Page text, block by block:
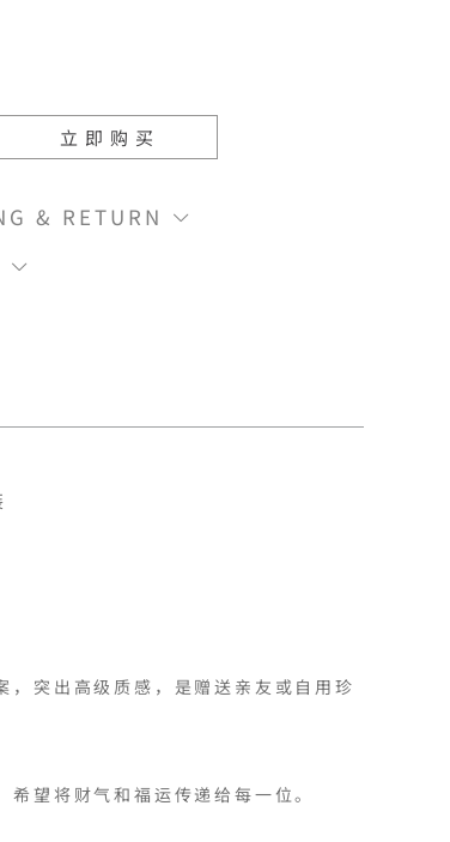
立即购买
& RETURN
突出高级质感，是赠送亲友或自用珍
望将财气和福运传递给每一位。